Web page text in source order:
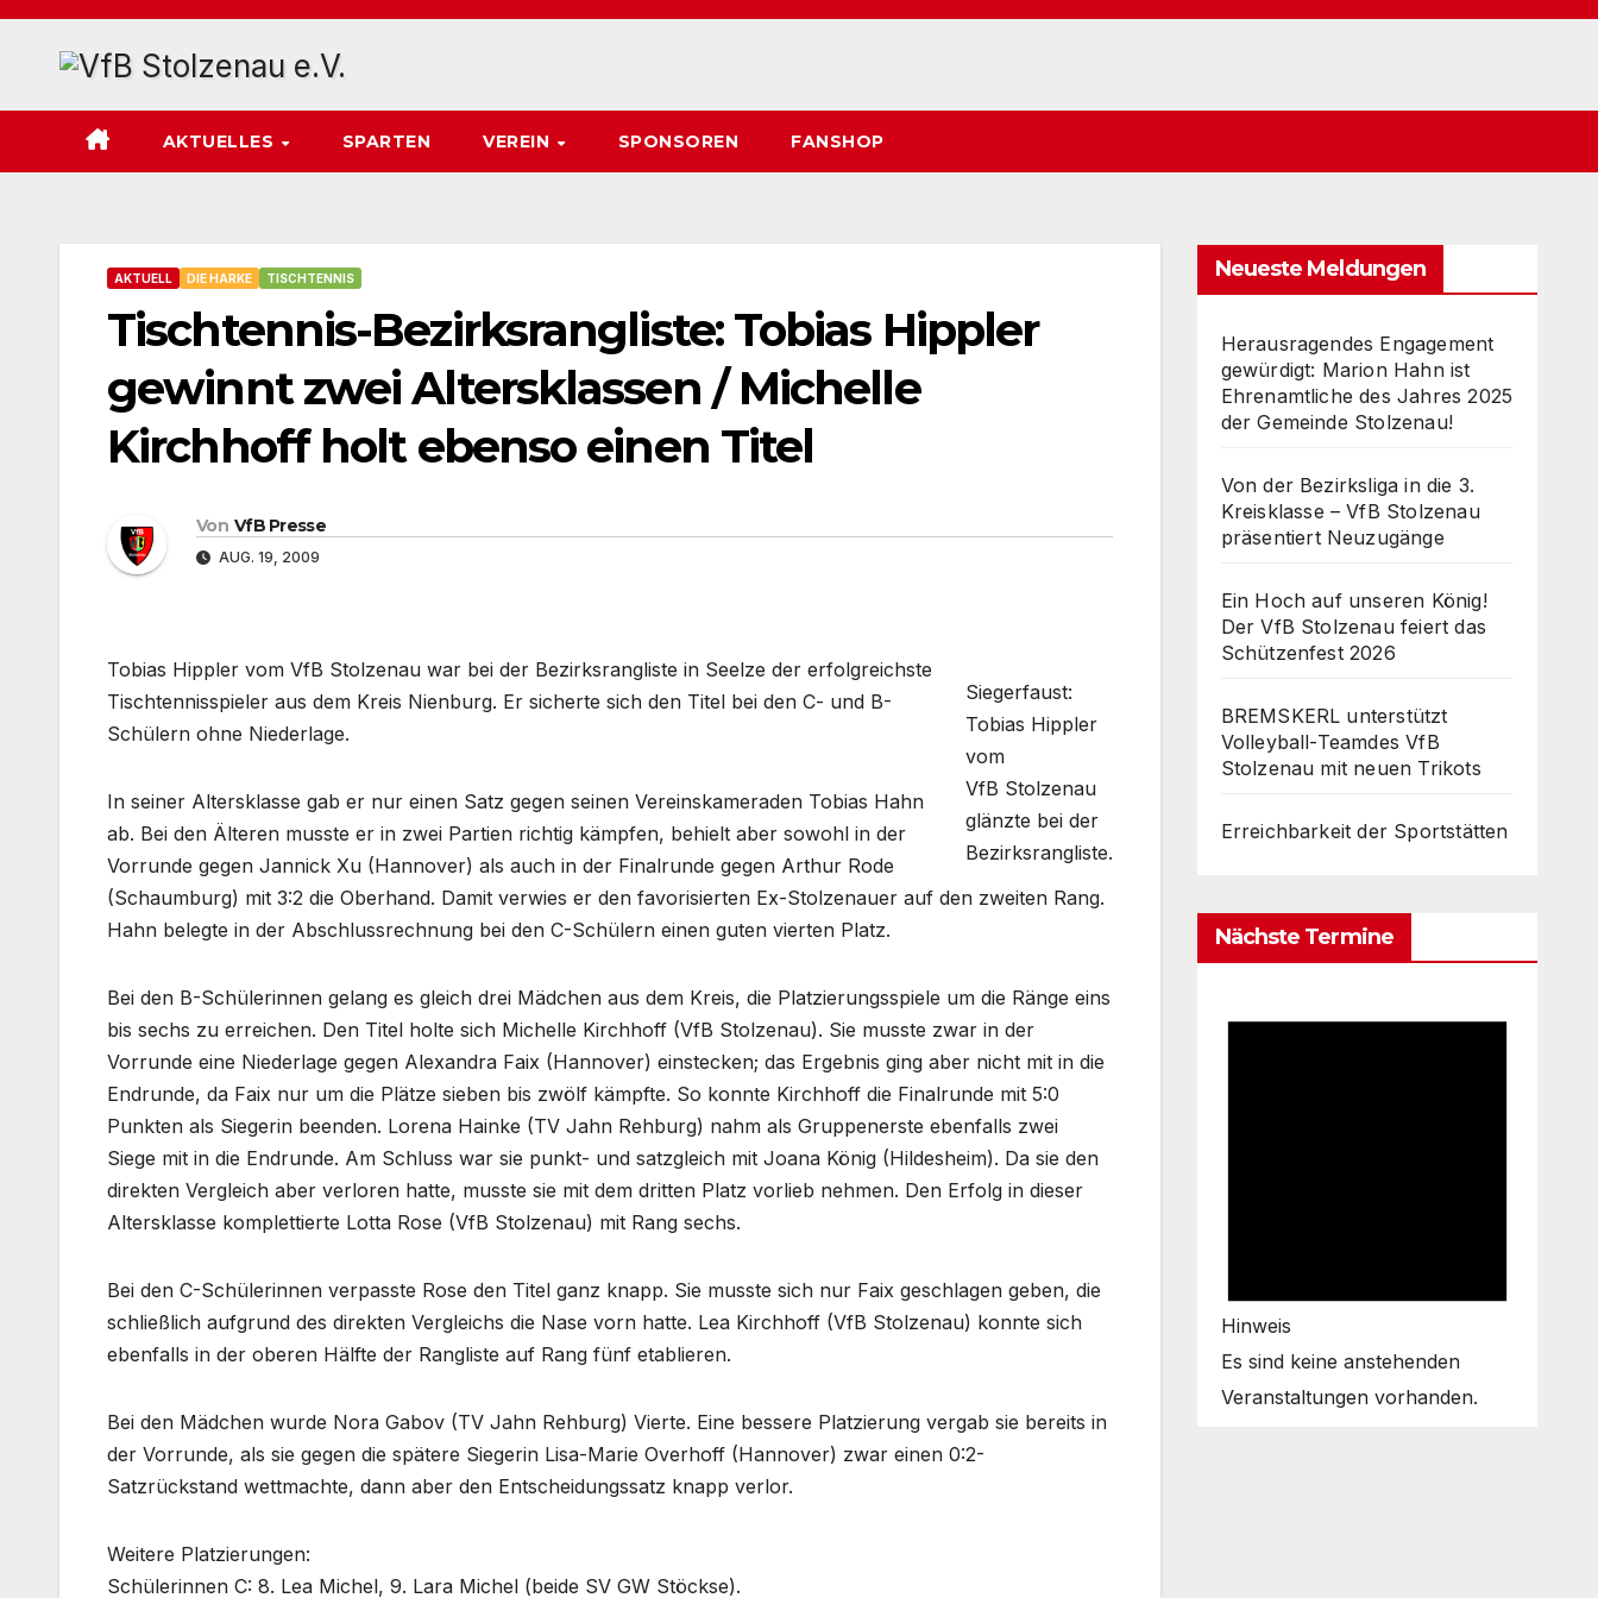
Zum
AKTUELLES SPARTEN VEREIN SPONSOREN FANSHOP
AKTUELL DIE HARKE TISCHTENNIS
Tischtennis-Bezirksrangliste: Tobias Hippler
gewinnt zwei Altersklassen / Michelle
Kirchhoff holt ebenso einen Titel
Von VfB Presse
AUG. 19, 2009
Siegerfaust:
Tobias Hippler
vom
VfB Stolzenau
glänzte bei der
Bezirksrangliste.
Tobias Hippler vom VfB Stolzenau war bei der Bezirksrangliste in Seelze der erfolgreichste
Tischtennisspieler aus dem Kreis Nienburg. Er sicherte sich den Titel bei den C- und B-
Schülern ohne Niederlage.
In seiner Altersklasse gab er nur einen Satz gegen seinen Vereinskameraden Tobias Hahn
ab. Bei den Älteren musste er in zwei Partien richtig kämpfen, behielt aber sowohl in der
Vorrunde gegen Jannick Xu (Hannover) als auch in der Finalrunde gegen Arthur Rode
(Schaumburg) mit 3:2 die Oberhand. Damit verwies er den favorisierten Ex-Stolzenauer auf den zweiten Rang.
Hahn belegte in der Abschlussrechnung bei den C-Schülern einen guten vierten Platz.
Bei den B-Schülerinnen gelang es gleich drei Mädchen aus dem Kreis, die Platzierungsspiele um die Ränge eins
bis sechs zu erreichen. Den Titel holte sich Michelle Kirchhoff (VfB Stolzenau). Sie musste zwar in der
Vorrunde eine Niederlage gegen Alexandra Faix (Hannover) einstecken; das Ergebnis ging aber nicht mit in die
Endrunde, da Faix nur um die Plätze sieben bis zwölf kämpfte. So konnte Kirchhoff die Finalrunde mit 5:0
Punkten als Siegerin beenden. Lorena Hainke (TV Jahn Rehburg) nahm als Gruppenerste ebenfalls zwei
Siege mit in die Endrunde. Am Schluss war sie punkt- und satzgleich mit Joana König (Hildesheim). Da sie den
direkten Vergleich aber verloren hatte, musste sie mit dem dritten Platz vorlieb nehmen. Den Erfolg in dieser
Altersklasse komplettierte Lotta Rose (VfB Stolzenau) mit Rang sechs.
Bei den C-Schülerinnen verpasste Rose den Titel ganz knapp. Sie musste sich nur Faix geschlagen geben, die
schließlich aufgrund des direkten Vergleichs die Nase vorn hatte. Lea Kirchhoff (VfB Stolzenau) konnte sich
ebenfalls in der oberen Hälfte der Rangliste auf Rang fünf etablieren.
Bei den Mädchen wurde Nora Gabov (TV Jahn Rehburg) Vierte. Eine bessere Platzierung vergab sie bereits in
der Vorrunde, als sie gegen die spätere Siegerin Lisa-Marie Overhoff (Hannover) zwar einen 0:2-
Satzrückstand wettmachte, dann aber den Entscheidungssatz knapp verlor.
Weitere Platzierungen:
Schülerinnen C: 8. Lea Michel, 9. Lara Michel (beide SV GW Stöckse).
Neueste Meldungen
Herausragendes Engagement
gewürdigt: Marion Hahn ist
Ehrenamtliche des Jahres 2025
der Gemeinde Stolzenau!
Von der Bezirksliga in die 3.
Kreisklasse – VfB Stolzenau
präsentiert Neuzugänge
Ein Hoch auf unseren König!
Der VfB Stolzenau feiert das
Schützenfest 2026
BREMSKERL unterstützt
Volleyball-Teamdes VfB
Stolzenau mit neuen Trikots
Erreichbarkeit der Sportstätten
Nächste Termine
Hinweis
Es sind keine anstehenden
Veranstaltungen vorhanden.